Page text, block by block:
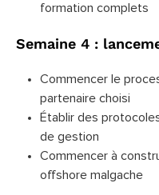
formation complets
Semaine 4 :
Commencer le
partenaire choisi
Établir des
de gestion
Commencer à
offshore malgache